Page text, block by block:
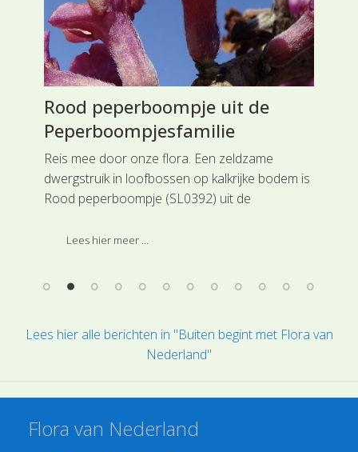
Rood peperboompje uit de
Peperboompjesfamilie
Reis mee door onze flora. Een zeldzame
dwergstruik in loofbossen op kalkrijke bodem is
Rood peperboompje (SL0392) uit de
Lees hier meer ...
Lees hier alle berichten in "Buiten begint met Flora van
Nederland"
Flora van Nederland